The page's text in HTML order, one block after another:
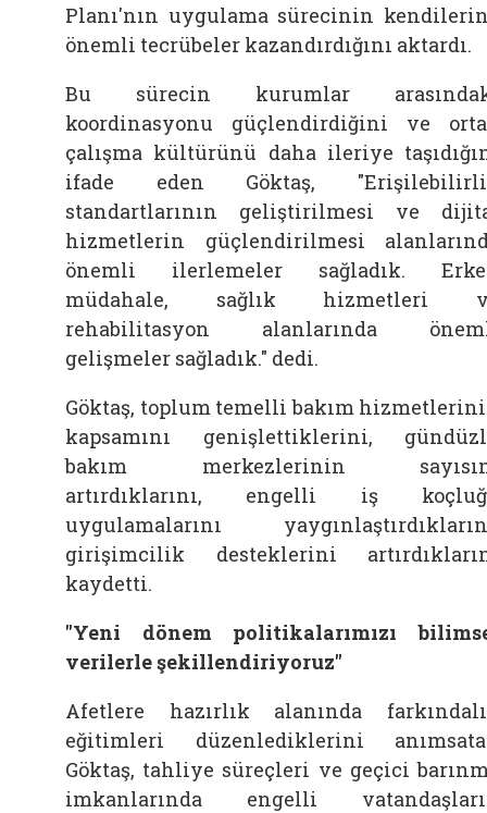
Planı'nın uygulama sürecinin
önemli tecrübeler kazandırdığını aktardı.
Bu sürecin kurumlar
koordinasyonu güçlendirdiğini ve
çalışma kültürünü daha ileriye
ifade eden Göktaş,
standartlarının geliştirilmesi ve
hizmetlerin güçlendirilmesi
önemli ilerlemeler sağladık.
müdahale, sağlık hizmetleri
rehabilitasyon alanlarında
gelişmeler sağladık." dedi.
Göktaş, toplum temelli bakım
kapsamını genişlettiklerini,
bakım merkezlerinin
artırdıklarını, engelli iş
uygulamalarını
girişimcilik desteklerini
kaydetti.
"Yeni dönem politikalarımızı
verilerle şekillendiriyoruz"
Afetlere hazırlık alanında
eğitimleri düzenlediklerini
Göktaş, tahliye süreçleri ve geçici
imkanlarında engelli